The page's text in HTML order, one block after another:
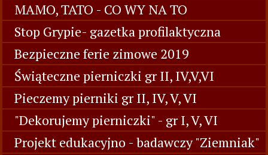
MAMO, TATO - CO WY NA TO
Stop Grypie- gazetka profilaktyczna
Bezpieczne ferie zimowe 2019
Świąteczne pierniczki gr II, IV,V,VI
Pieczemy pierniki gr II, IV, V, VI
"Dekorujemy pierniczki" - gr I, V, VI
Projekt edukacyjno - badawczy "Ziemniak"